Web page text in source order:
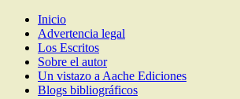
Los Escritos de Herrera Casado
Artículos y comentarios sobre Guadalajara
Inicio
Advertencia legal
Los Escritos
Sobre el autor
Un vistazo a Aache Ediciones
Blogs bibliográficos